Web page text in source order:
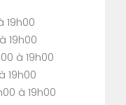
19h00
19h00
à 19h00
19h00
à 19h00